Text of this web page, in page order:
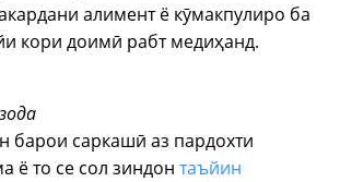
алимент ё кӯмакпулиро ба
кори доимӣ рабт медиҳанд.
барои саркашӣ аз пардохти
ё то се сол зиндон таъйин